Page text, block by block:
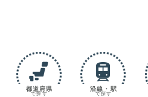
都道府県
で探す
沿線・駅
で探す